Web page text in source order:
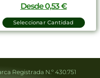
Desde0,53€
Seleccionar Cantidad
Registrada N.º 430.751